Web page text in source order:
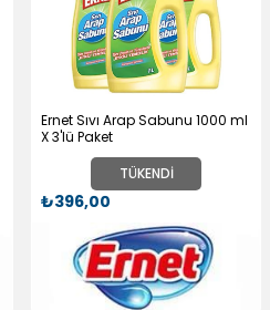
TÜKENDI
Ernet Sıvı Arap Sabunu 1000 ml
X 3'lü Paket
₺396,00